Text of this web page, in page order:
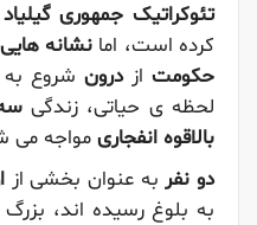
تئوکراتیک جمهوری گیلیاد
کرده است، اما نشانه هایی
حکومتازدرون شروع
لحظه ی حیاتی، زندگی
بالاقوه انفجاری مواجه می
دو نفر به عنوان بخشی از
به بلوغ رسیده اند،